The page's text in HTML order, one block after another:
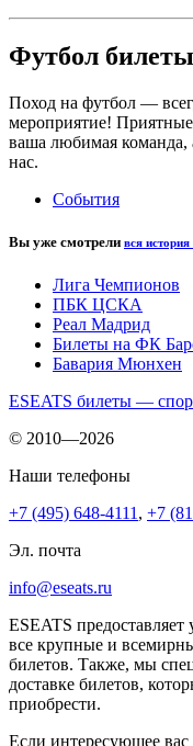
Футбол билеты
Поход на футбол —
мероприятие!
ваша любимая
нас.
События
Вы уже смотрели вся
Лига Чемпионов
ПБК ЦСКА
Реал Мадрид
Билеты на ФК
Бавария Мюнхен
ESEATS билеты —
© 2010—2026
Наши телефоны
+7 (495) 648-4111 , +7
Эл. почта
info@eseats.ru
ESEATS
все крупные и
билетов. Также, мы
доставке билетов,
приобрести.
Если интересующее вас